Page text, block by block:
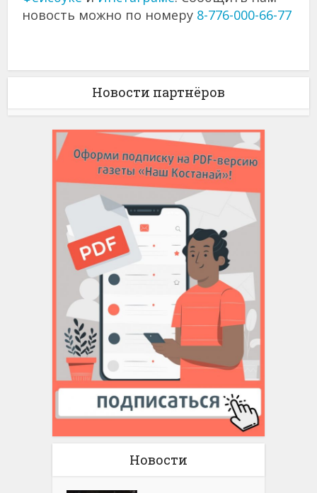
новость можно по номеру 8-776-000-66-77
Новости партнёров
Новости